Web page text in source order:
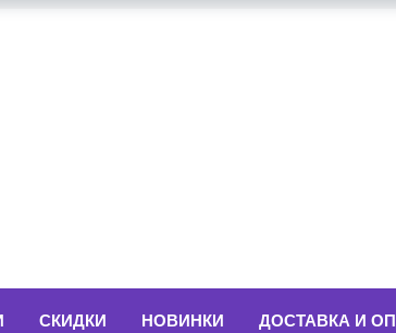
СКИДКИ НОВИНКИ ДОСТАВКА И